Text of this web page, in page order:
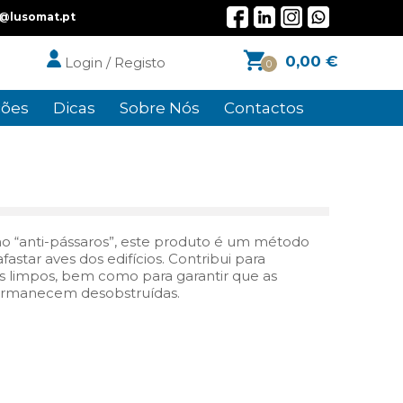
0 0,00 €
Login / Registo
Dicas Sobre Nós Contactos
“anti-pássaros”, este produto é um método
aves dos edifícios. Contribui para
limpos, bem como para garantir que as
desobstruídas.